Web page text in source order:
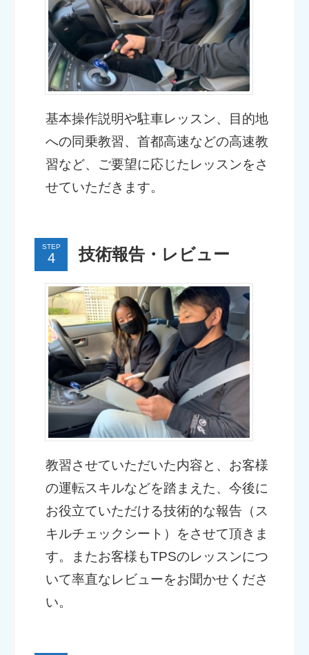
基本操作説明や駐車レッスン、目的地
への同乗教習、首都高速などの高速教
習など、ご要望に応じたレッスンをさ
せていただきます。
STEP 技術報告・レビュー
教習させていただいた内容と、お客様
の運転スキルなどを踏まえた、今後に
お役立ていただける技術的な報告（ス
キルチェックシート）をさせて頂きま
す。またお客様もTPSのレッスンにつ
いて率直なレビューをお聞かせくださ
い。